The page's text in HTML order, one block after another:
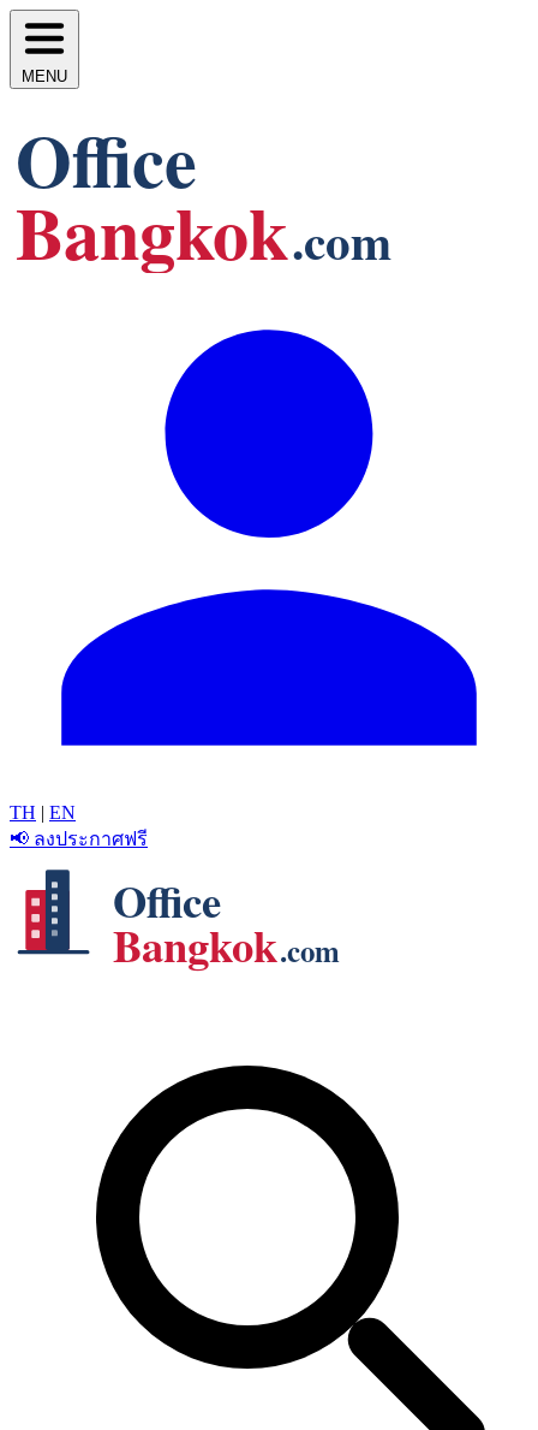
MENU
Office
Bangkok.com
TH | EN
📢 ลงประกาศฟรี
Office
Bangkok.com